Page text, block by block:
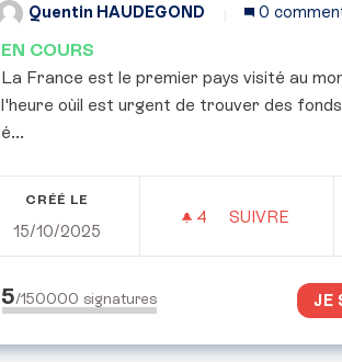
Quentin HAUDEGOND 0
EN COURS
La France est le premier pays visité au
l'heure oùil est urgent de trouver des
é...
CRÉÉ LE
15/10/2025
4 4 ABONNÉS
SUIVRE
2,5
5/150000 signatures JE